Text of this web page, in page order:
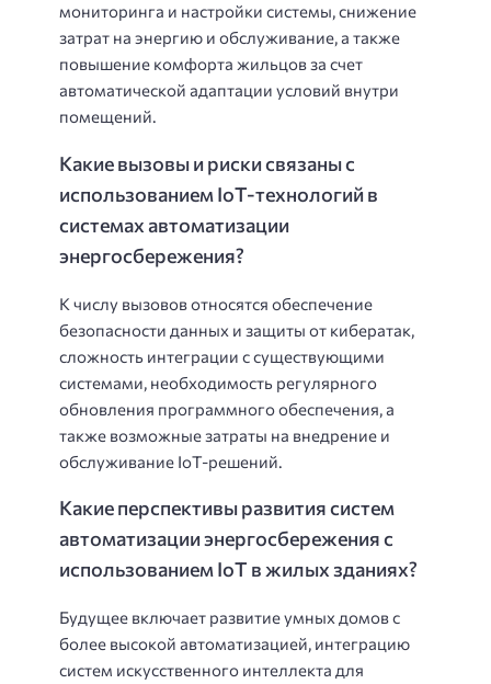
мониторинга и настройки системы, снижение
затрат на энергию и обслуживание, а также
повышение комфорта жильцов за счет
автоматической адаптации условий внутри
помещений.
Какие вызовы и риски связаны с
использованием IoT-технологий в
системах автоматизации
энергосбережения?
К числу вызовов относятся обеспечение
безопасности данных и защиты от кибератак,
сложность интеграции с существующими
системами, необходимость регулярного
обновления программного обеспечения, а
также возможные затраты на внедрение и
обслуживание IoT-решений.
Какие перспективы развития систем
автоматизации энергосбережения с
использованием IoT в жилых зданиях?
Будущее включает развитие умных домов с
более высокой автоматизацией, интеграцию
систем искусственного интеллекта для